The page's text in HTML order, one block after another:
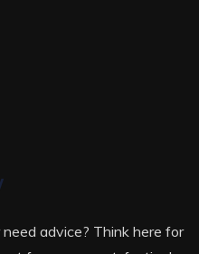
advice? Think here for